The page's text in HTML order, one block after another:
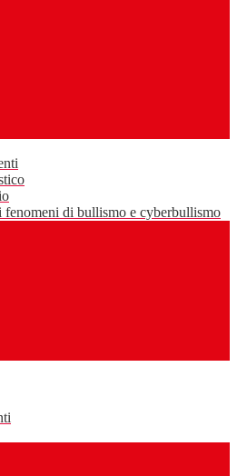
fenomeni di bullismo e cyberbullismo